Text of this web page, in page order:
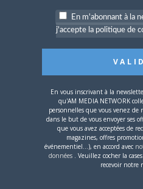
4 AOÛT 2026 0
Une nouvelle série TV
Digimon en préparation
pour 2027
En m'abonnant à la
j'accepte la politique de
En vous inscrivant à la
qu'AM MEDIA NETWORK
personnelles que vous venez de
dans le but de vous envoyer ses
que vous avez acceptées de
magazines, offres
événementiel...), en accord avec
données . Veuillez cocher la
recevoir notre